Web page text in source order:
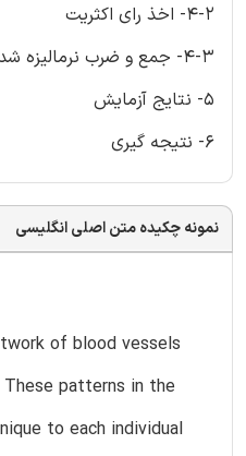
4-2- اخذ رای اکثریت
4-3- جمع و ضرب نرمالیزه شده امتیاز Z
5- نتایج آزمایش
6- نتیجه گیری
نمونه چکیده متن اصلی انگلیسی
of blood vessels
These patterns in the
to each individual